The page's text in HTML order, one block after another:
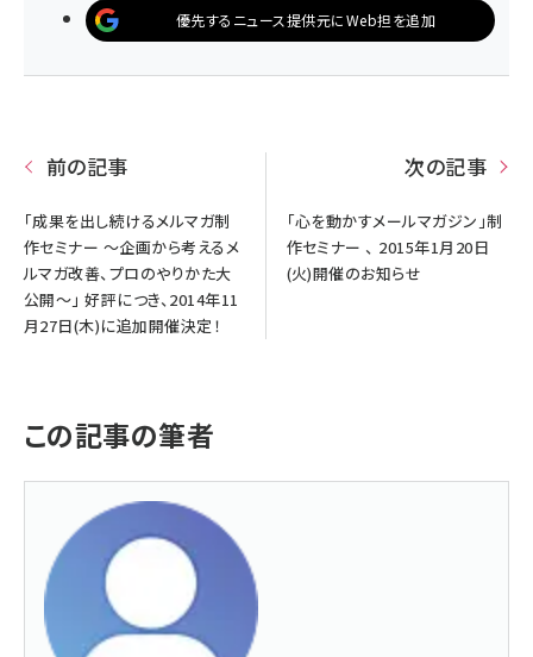
優先するニュース提供元にWeb担を追加
前の記事
「成果を出し続けるメルマガ制
作セミナー ～企画から考えるメ
ルマガ改善、プロのやりかた大
公開～」 好評につき、2014年11
月27日(木)に追加開催決定！
次の記事
「心を動かすメールマガジン」制
作セミナー 、 2015年1月20日
(火)開催のお知らせ
この記事の筆者